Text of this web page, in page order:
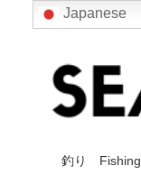
釣り、クル－ジン
釣り Fishing
Japanese